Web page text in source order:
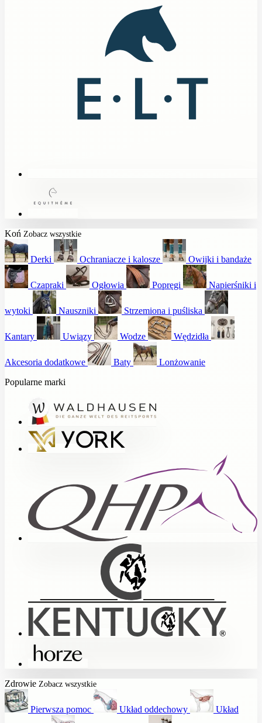
Koń Zobacz wszystkie
Derki Ochraniacze i kalosze Owijki i bandaże
Czapraki Ogłowia Popręgi Napierśniki i
wytoki Nauszniki Strzemiona i puśliska
Kantary Uwiązy Wodze Wędzidła
Akcesoria dodatkowe Baty
Lonżowanie
Popularne marki
Zdrowie Zobacz wszystkie
Pierwsza pomoc Układ oddechowy Układ